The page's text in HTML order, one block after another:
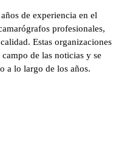
de experiencia en el
profesionales,
Estas organizaciones
de las noticias y se
a lo largo de los años.